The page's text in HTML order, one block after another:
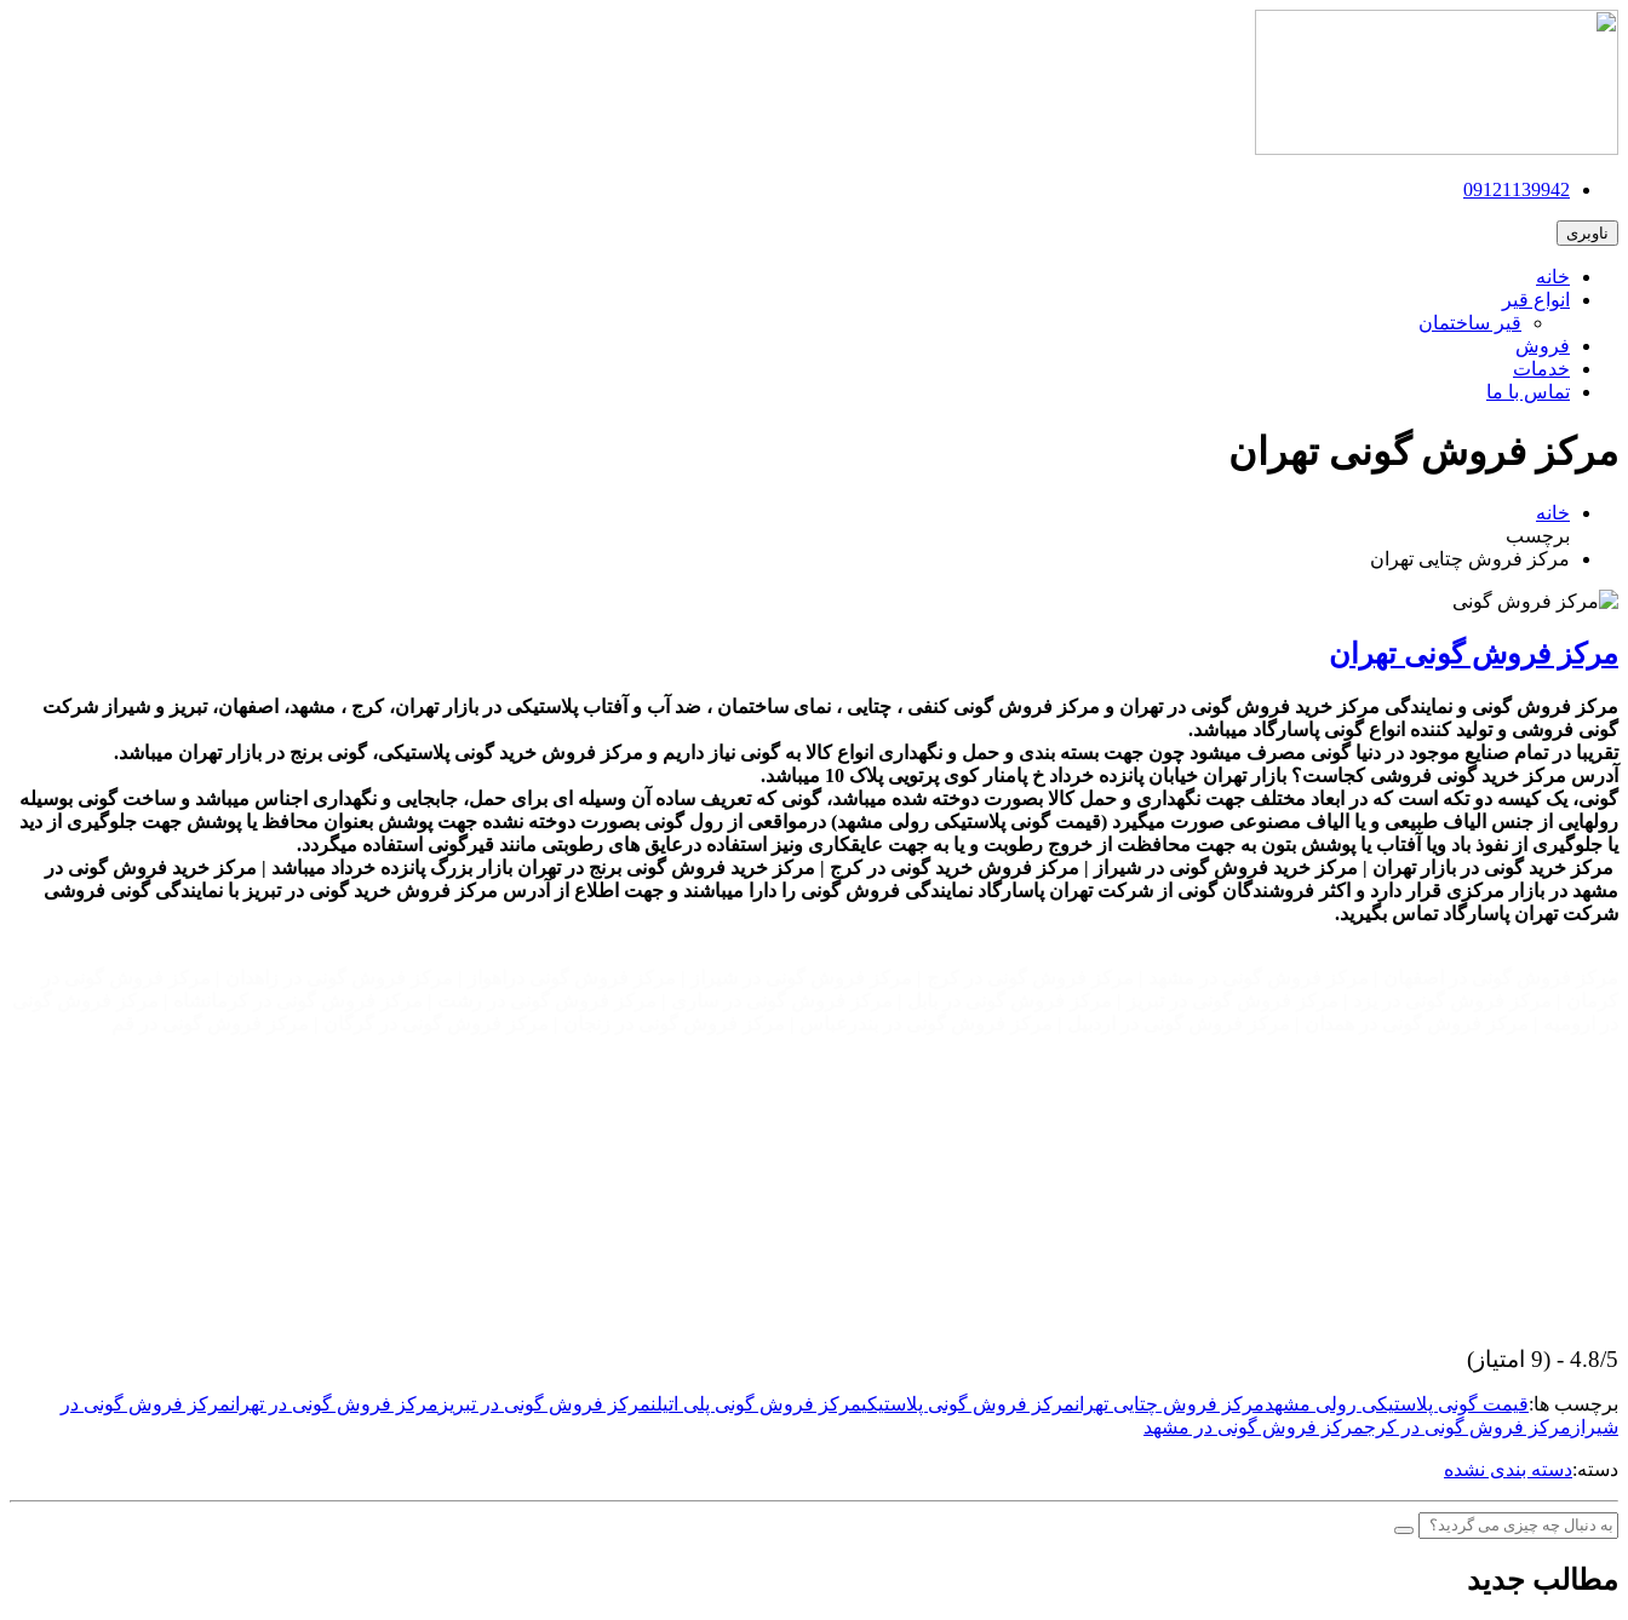
09121139942
ناوبری
خانه
انواع قیر
قیر ساختمان
فروش
خدمات
تماس با ما
مرکز فروش گونی تهران
خانه
برچسب
مرکز فروش چتایی تهران
مرکز فروش گونی تهران
مرکز فروش گونی و نمایندگی مرکز خرید فروش گونی در تهران و مرکز فروش گونی کنفی ، چتایی ، نمای ساختمان ، ضد آب و آفتاب پلاستیکی در بازار تهران، کرج ، مشهد، اصفهان، تبریز و شیراز شرکت
گونی فروشی و تولید کننده انواع گونی پاسارگاد میباشد.
تقریبا در تمام صنایع موجود در دنیا گونی مصرف میشود چون جهت بسته بندی و حمل و نگهداری انواع کالا به گونی نیاز داریم و مرکز فروش خرید گونی پلاستیکی، گونی برنج در بازار تهران میباشد.
آدرس مرکز خرید گونی فروشی کجاست؟ بازار تهران خیابان پانزده خرداد خ پامنار کوی پرتویی پلاک 10 میباشد.
گونی، یک کیسه دو تکه است که در ابعاد مختلف جهت نگهداری و حمل کالا بصورت دوخته شده میباشد، گونی که تعریف ساده آن وسیله ای برای حمل، جابجایی و نگهداری اجناس میباشد و ساخت گونی بوسیله
رولهایی از جنس الیاف طبیعی و یا الیاف مصنوعی صورت میگیرد (قیمت گونی پلاستیکی رولی مشهد) درمواقعی از رول گونی بصورت دوخته نشده جهت پوشش بعنوان محافظ یا پوشش جهت جلوگیری از دید
یا جلوگیری از نفوذ باد ویا آفتاب یا پوشش بتون به جهت محافظت از خروج رطوبت و یا به جهت عایقکاری ونیز استفاده درعایق های رطوبتی مانند قیرگونی استفاده میگردد.
مرکز خرید گونی در بازار تهران | مرکز خرید فروش گونی در شیراز | مرکز فروش خرید گونی در کرج | مرکز خرید فروش گونی برنج در تهران بازار بزرگ پانزده خرداد میباشد | مرکز خرید فروش گونی در
مشهد در بازار مرکزی قرار دارد و اکثر فروشندگان گونی از شرکت تهران پاسارگاد نمایندگی فروش گونی را دارا میباشند و جهت اطلاع از آدرس مرکز فروش خرید گونی در تبریز با نمایندگی گونی فروشی
شرکت تهران پاسارگاد تماس بگیرید.
4.8/5 - (9 امتیاز)
برچسب ها:قیمت گونی پلاستیکی رولی مشهدمرکز فروش چتایی تهرانمرکز فروش گونی پلاستیکیمرکز فروش گونی پلی اتیلنمرکز فروش گونی در تبریز مرکز فروش گونی در تهرانمرکز فروش گونی در
شیراز مرکز فروش گونی در کرجمرکز فروش گونی در مشهد
دسته:دسته بندی نشده
مطالب جدید